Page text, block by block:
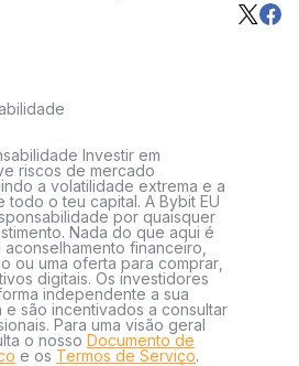
Investir em
riscos de mercado
a volatilidade extrema e a
o teu capital. A Bybit EU
por quaisquer
Nada do que aqui é
financeiro,
ou uma oferta para comprar,
digitais. Os investidores
independente a sua
e são incentivados a consultar
Para uma visão geral
o nosso Documento de
e os Termos de Serviço.